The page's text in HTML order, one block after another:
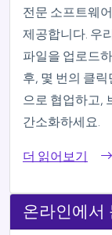
전문 소프트웨
제공합니다. 우
파일을 업로드
후, 몇 번의 클
으로 협업하고,
간소화하세요.
더 읽어보기
온라인에서